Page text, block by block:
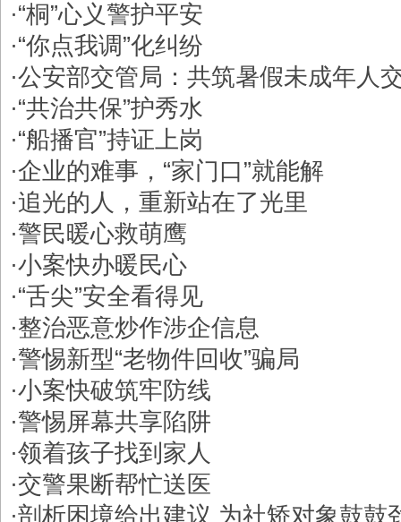
·“桐”心义警护平安
·“你点我调”化纠纷
·公安部交管局：共筑暑假未成年人
·“共治共保”护秀水
·“船播官”持证上岗
·企业的难事，“家门口”就能解
·追光的人，重新站在了光里
·警民暖心救萌鹰
·小案快办暖民心
·“舌尖”安全看得见
·整治恶意炒作涉企信息
·警惕新型“老物件回收”骗局
·小案快破筑牢防线
·警惕屏幕共享陷阱
·领着孩子找到家人
·交警果断帮忙送医
·剖析困境给出建议 为社矫对象鼓鼓